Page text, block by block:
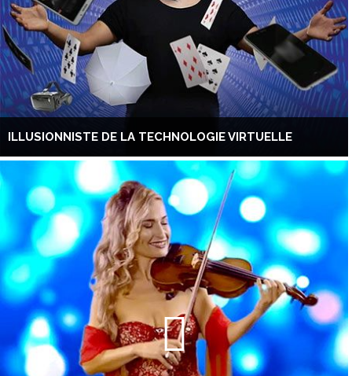
ILLUSIONNISTE DE LA TECHNOLOGIE VIRTUELLE